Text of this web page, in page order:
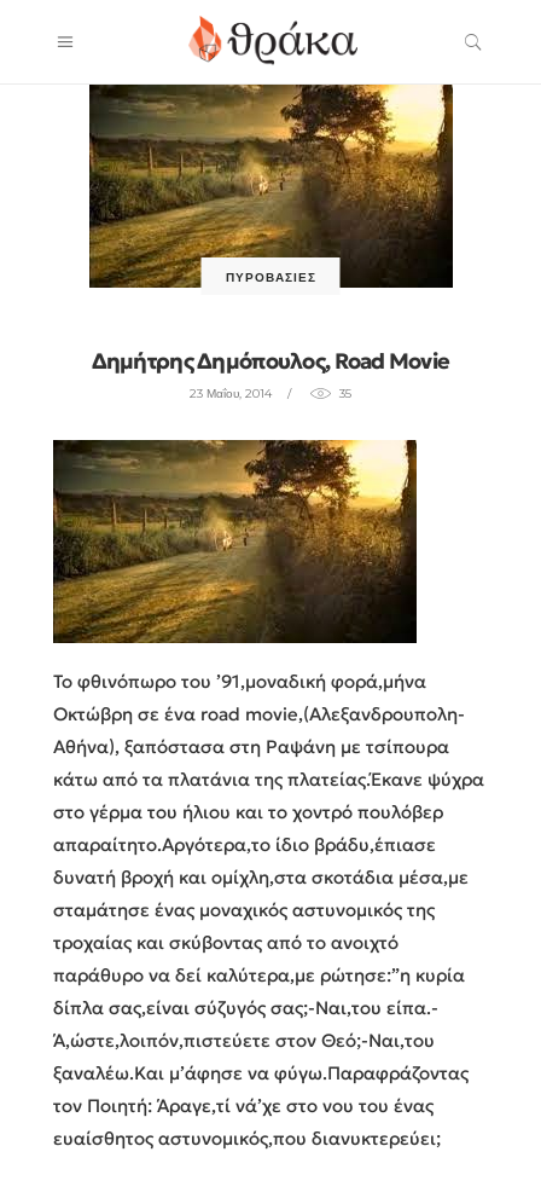
ΠΥΡΟΒΑΣΊΕΣ
Δημήτρης Δημόπουλος, Road Movie
23 Μαΐου, 2014 35
Το φθινόπωρο του ’91,μοναδική φορά,μήνα
Οκτώβρη σε ένα road movie,(Αλεξανδρουπολη-
Αθήνα), ξαπόστασα στη Ραψάνη με τσίπουρα
κάτω από τα πλατάνια της πλατείας.Έκανε ψύχρα
στο γέρμα του ήλιου και το χοντρό πουλόβερ
απαραίτητο.Αργότερα,το ίδιο βράδυ,έπιασε
δυνατή βροχή και ομίχλη,στα σκοτάδια μέσα,με
σταμάτησε ένας μοναχικός αστυνομικός της
τροχαίας και σκύβοντας από το ανοιχτό
παράθυρο να δεί καλύτερα,με ρώτησε:”η κυρία
δίπλα σας,είναι σύζυγός σας;-Ναι,του είπα.-
Ά,ώστε,λοιπόν,πιστεύετε στον Θεό;-Ναι,του
ξαναλέω.Και μ’άφησε να φύγω.Παραφράζοντας
τον Ποιητή: Άραγε,τί νά’χε στο νου του ένας
ευαίσθητος αστυνομικός,που διανυκτερεύει;